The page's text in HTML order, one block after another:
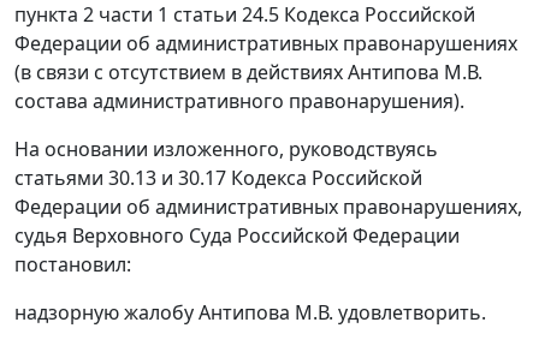
пункта 2 части 1 статьи 24.5 Кодекса Российской
Федерации об административных правонарушениях
(в связи с отсутствием в действиях Антипова М.В.
состава административного правонарушения).
На основании изложенного, руководствуясь
статьями 30.13 и 30.17 Кодекса Российской
Федерации об административных правонарушениях,
судья Верховного Суда Российской Федерации
постановил:
надзорную жалобу Антипова М.В. удовлетворить.